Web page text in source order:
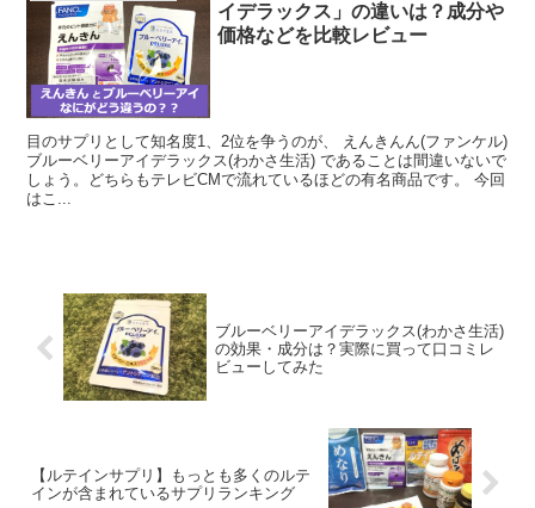
イデラックス」の違いは？成分や
価格などを比較レビュー
目のサプリとして知名度1、2位を争うのが、 えんきんん(ファンケル)
ブルーベリーアイデラックス(わかさ生活) であることは間違いないで
しょう。どちらもテレビCMで流れているほどの有名商品です。 今回
はこ...
ブルーベリーアイデラックス(わかさ生活)
の効果・成分は？実際に買って口コミレ
ビューしてみた
【ルテインサプリ】もっとも多くのルテ
インが含まれているサプリランキング